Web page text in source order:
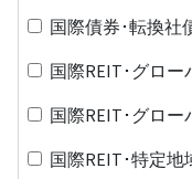
国際債券･転換社
国際REIT･グロー
国際REIT･グロー
国際REIT･特定地